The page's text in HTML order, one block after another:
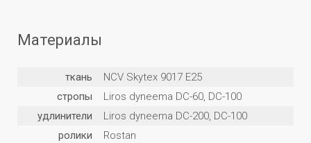
Материалы
ткань
NCV Skytex 9017 E25
стропы
Liros dyneema DC-60, DC-100
удлинители
Liros dyneema DC-200, DC-100
ролики
Rostan